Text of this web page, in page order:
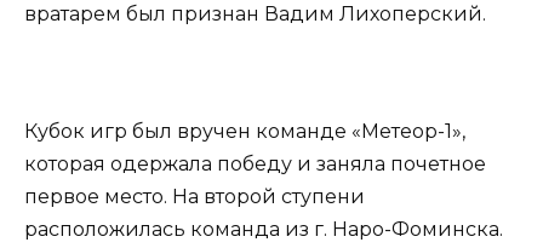
вратарем был признан Вадим Лихоперский.
Кубок игр был вручен команде «Метеор-1»,
которая одержала победу и заняла почетное
первое место. На второй ступени
расположилась команда из г. Наро-Фоминска.